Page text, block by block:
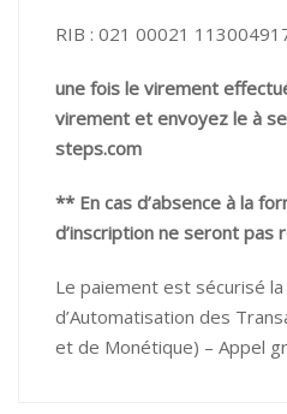
RIB : 021 00021
une fois le virement
virement et envoyez le à
steps.com
** En cas d’absence à la
d’inscription ne seront pas
Le paiement est sécurisé la
d’Automatisation des
et de Monétique) – Appel